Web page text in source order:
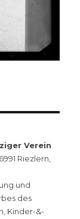
Verein
Riezlern,
und
des
Kinder-&-